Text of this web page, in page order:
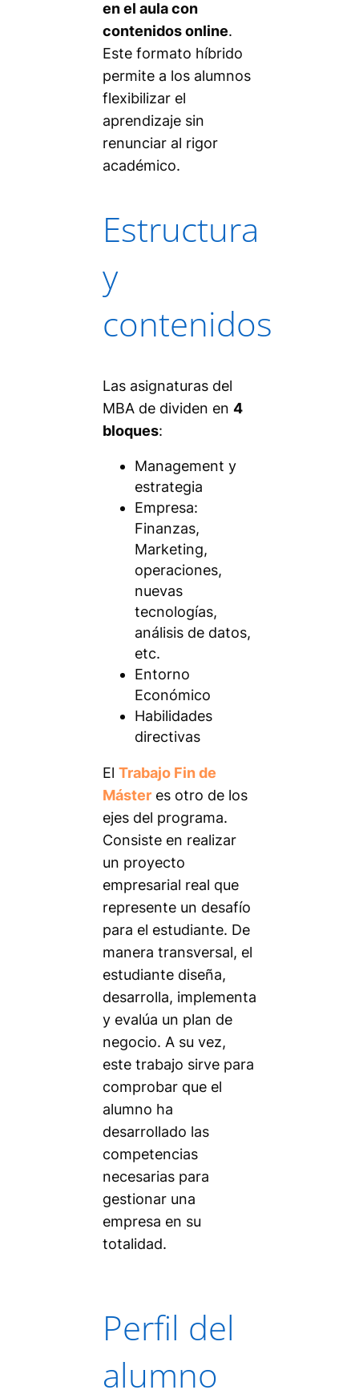
en el aula con
contenidos online.
Este formato híbrido
permite a los alumnos
flexibilizar el
aprendizaje sin
renunciar al rigor
académico.
Estructura
y
contenidos
Las asignaturas del
MBA de dividen en 4
bloques:
Management y
estrategia
Empresa:
Finanzas,
Marketing,
operaciones,
nuevas
tecnologías,
análisis de datos,
etc.
Entorno
Económico
Habilidades
directivas
El Trabajo Fin de
Máster es otro de los
ejes del programa.
Consiste en realizar
un proyecto
empresarial real que
represente un desafío
para el estudiante. De
manera transversal, el
estudiante diseña,
desarrolla, implementa
y evalúa un plan de
negocio. A su vez,
este trabajo sirve para
comprobar que el
alumno ha
desarrollado las
competencias
necesarias para
gestionar una
empresa en su
totalidad.
Perfil del
alumno